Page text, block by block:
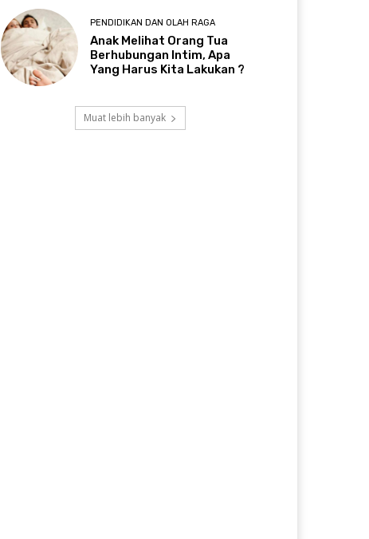
PENDIDIKAN DAN OLAH RAGA
Anak Melihat Orang Tua
Berhubungan Intim, Apa
Yang Harus Kita Lakukan ?
Muat lebih banyak